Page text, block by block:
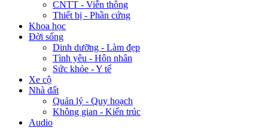
CNTT - Viễn thông
Thiết bị - Phần cứng
Khoa học
Đời sống
Dinh dưỡng - Làm đẹp
Tình yêu - Hôn nhân
Sức khỏe - Y tế
Xe cộ
Nhà đất
Quản lý - Quy hoạch
Không gian - Kiến trúc
Audio